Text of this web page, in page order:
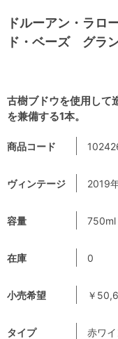
ドルーアン・ラロ
ド・ベーズ グラ
古樹ブドウを使用して
を兼備する1本。
商品コード
ヴィンテージ 2019
容量 750ml
在庫 0
小売希望 ￥
タイプ 赤ワイ